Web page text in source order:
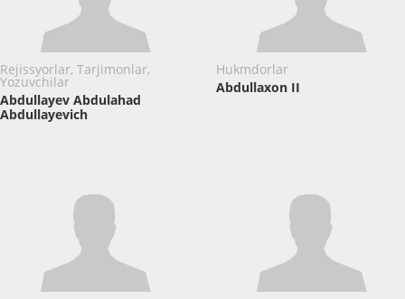
Rejissyorlar, Tarjimonlar,
Yozuvchilar
Abdullayev Abdulahad
Abdullayevich
Hukmdorlar
Abdullaxon II